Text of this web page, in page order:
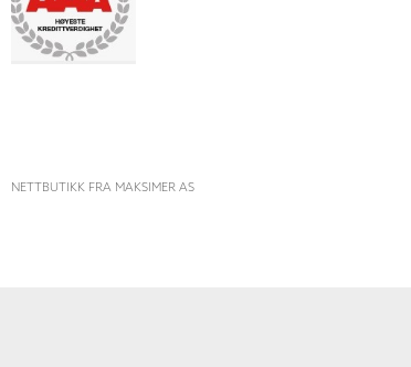
NETTBUTIKK FRA MAKSIMER AS